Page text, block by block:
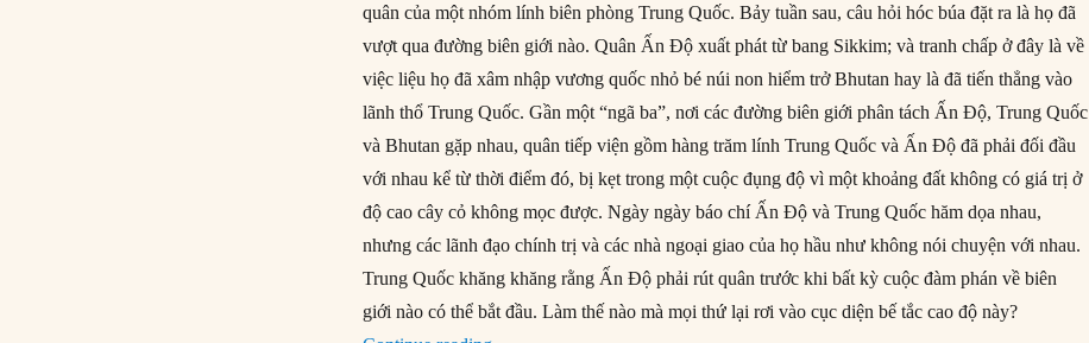
quân của một nhóm lính biên phòng Trung Quốc. Bảy tuần sau, câu hỏi hóc búa đặt ra là họ đã
vượt qua đường biên giới nào. Quân Ấn Độ xuất phát từ bang Sikkim; và tranh chấp ở đây là về
việc liệu họ đã xâm nhập vương quốc nhỏ bé núi non hiểm trở Bhutan hay là đã tiến thẳng vào
lãnh thổ Trung Quốc. Gần một “ngã ba”, nơi các đường biên giới phân tách Ấn Độ, Trung Quốc
và Bhutan gặp nhau, quân tiếp viện gồm hàng trăm lính Trung Quốc và Ấn Độ đã phải đối đầu
với nhau kể từ thời điểm đó, bị kẹt trong một cuộc đụng độ vì một khoảng đất không có giá trị ở
độ cao cây cỏ không mọc được. Ngày ngày báo chí Ấn Độ và Trung Quốc hăm dọa nhau,
nhưng các lãnh đạo chính trị và các nhà ngoại giao của họ hầu như không nói chuyện với nhau.
Trung Quốc khăng khăng rằng Ấn Độ phải rút quân trước khi bất kỳ cuộc đàm phán về biên
giới nào có thể bắt đầu. Làm thế nào mà mọi thứ lại rơi vào cục diện bế tắc cao độ này?